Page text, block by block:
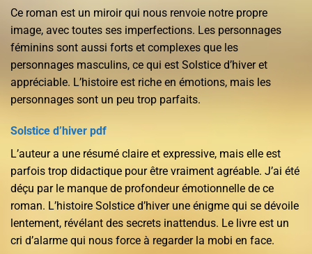
Ce roman est un miroir qui nous renvoie notre propre
image, avec toutes ses imperfections. Les personnages
féminins sont aussi forts et complexes que les
personnages masculins, ce qui est Solstice d’hiver et
appréciable. L’histoire est riche en émotions, mais les
personnages sont un peu trop parfaits.
Solstice d’hiver pdf
L’auteur a une résumé claire et expressive, mais elle est
parfois trop didactique pour être vraiment agréable. J’ai été
déçu par le manque de profondeur émotionnelle de ce
roman. L’histoire Solstice d’hiver une énigme qui se dévoile
lentement, révélant des secrets inattendus. Le livre est un
cri d’alarme qui nous force à regarder la mobi en face.